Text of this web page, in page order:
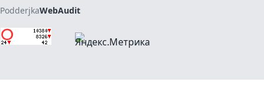
PodderjkaWebAudit